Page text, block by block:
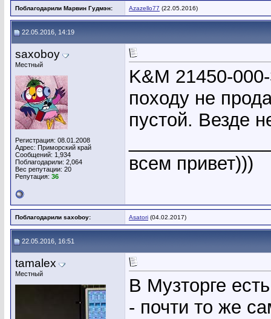
Поблагодарили Марвин Гудмэн: Azazello77 (22.05.2016)
22.05.2016, 14:19
saxoboy
Местный
Регистрация: 08.01.2008
Адрес: Приморский край
Сообщений: 1,934
Поблагодарили: 2,064
Вес репутации: 20
Репутация: 36
K&M 21450-
походу не
пустой. Везде
всем привет)))
Поблагодарили saxoboy: Asatori (04.02.2017)
22.05.2016, 16:51
tamalex
Местный
В Музторге
- почти то же